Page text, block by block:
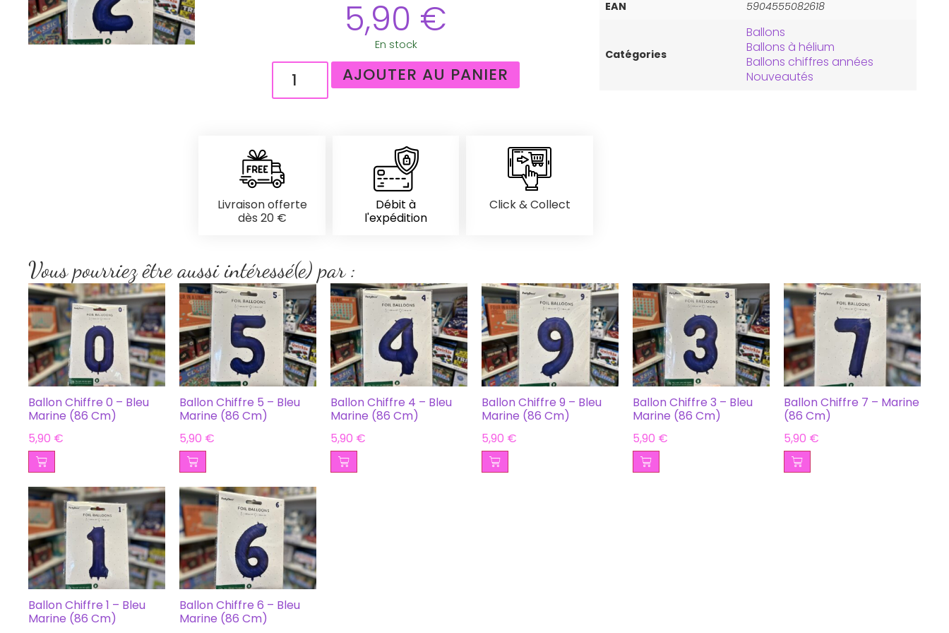
5,90 €
En stock
AJOUTER AU PANIER
Livraison offerte
dès 20 €
Débit à
l'expédition
Click & Collect
EAN 5904555082618
Catégories
Ballons
Ballons à hélium
Ballons chiffres années
Nouveautés
Vous pourriez être aussi intéressé(e) par :
Ballon Chiffre 0 – Bleu
Marine (86 Cm)
5,90 €
Ballon Chiffre 5 – Bleu
Marine (86 Cm)
5,90 €
Ballon Chiffre 4 – Bleu
Marine (86 Cm)
5,90 €
Ballon Chiffre 9 – Bleu
Marine (86 Cm)
5,90 €
Ballon Chiffre 3 – Bleu
Marine (86 Cm)
5,90 €
Ballon Chiffre 7 – Marine
(86 Cm)
5,90 €
Ballon Chiffre 1 – Bleu
Marine (86 Cm)
Ballon Chiffre 6 – Bleu
Marine (86 Cm)